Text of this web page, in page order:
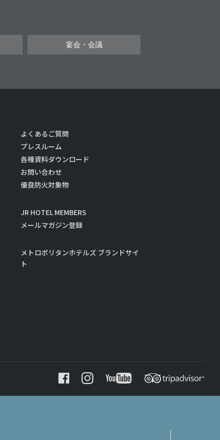
宴会・会議
よくあるご質問
プレスルーム
各種資料ダウンロード
お問い合わせ
優良防火対象物
JR HOTEL MEMBERS
メールマガジン登録
メトロポリタンホテルズ ブランドサイ
ト